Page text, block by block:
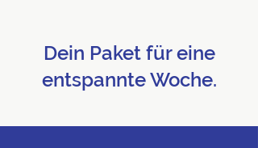
Dein Paket für eine
entspannte Woche.